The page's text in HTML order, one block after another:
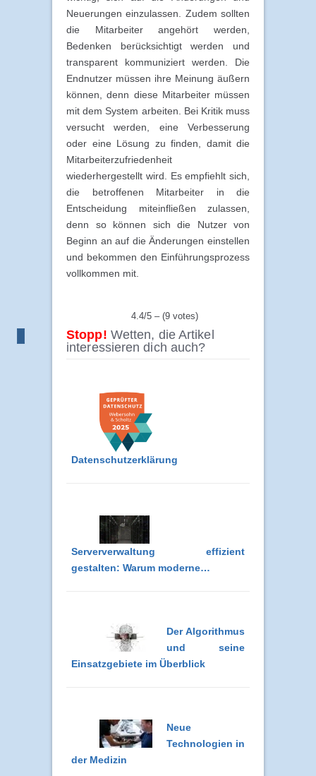
Neuerungen einzulassen. Zudem sollten
die Mitarbeiter angehört werden,
Bedenken berücksichtigt werden und
transparent kommuniziert werden. Die
Endnutzer müssen ihre Meinung äußern
können, denn diese Mitarbeiter müssen
mit dem System arbeiten. Bei Kritik muss
versucht werden, eine Verbesserung
oder eine Lösung zu finden, damit die
Mitarbeiterzufriedenheit
wiederhergestellt wird. Es empfiehlt sich,
die betroffenen Mitarbeiter in die
Entscheidung miteinfließen zulassen,
denn so können sich die Nutzer von
Beginn an auf die Änderungen einstellen
und bekommen den Einführungsprozess
vollkommen mit.
4.4/5 – (9 votes)
Stopp! Wetten, die Artikel
interessieren dich auch?
Datenschutzerklärung
Serververwaltung effizient
gestalten: Warum moderne…
Der Algorithmus
und seine
Einsatzgebiete im Überblick
Neue
Technologien in
der Medizin